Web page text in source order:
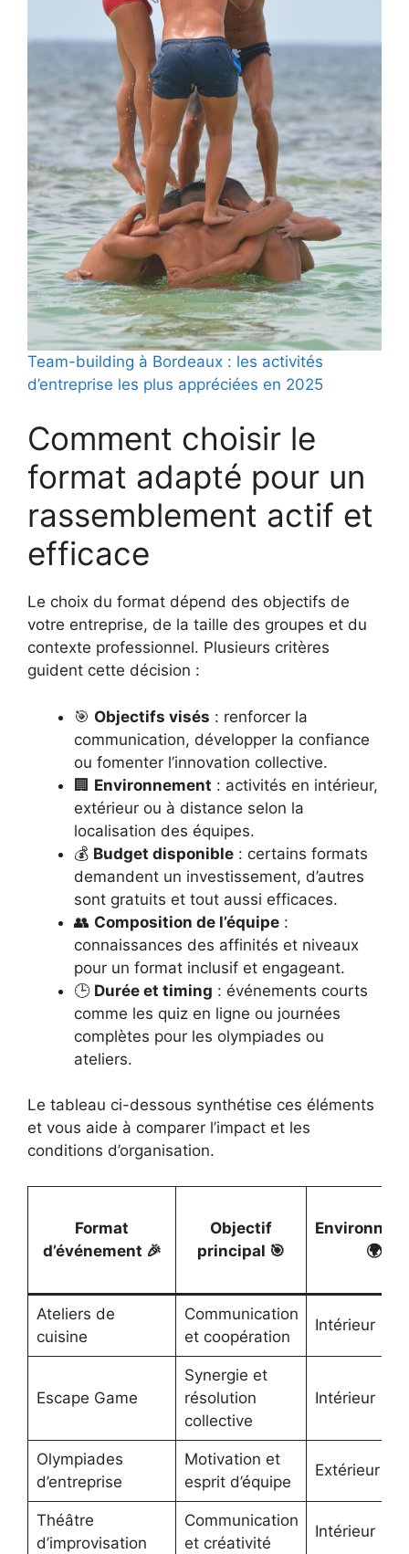
Team-building à Bordeaux : les activités
d’entreprise les plus appréciées en 2025
Comment choisir le
format adapté pour un
rassemblement actif et
efficace
Le choix du format dépend des objectifs de
votre entreprise, de la taille des groupes et du
contexte professionnel. Plusieurs critères
guident cette décision :
🎯 Objectifs visés : renforcer la
communication, développer la confiance
ou fomenter l’innovation collective.
🏢 Environnement : activités en intérieur,
extérieur ou à distance selon la
localisation des équipes.
💰 Budget disponible : certains formats
demandent un investissement, d’autres
sont gratuits et tout aussi efficaces.
👥 Composition de l’équipe :
connaissances des affinités et niveaux
pour un format inclusif et engageant.
🕒 Durée et timing : événements courts
comme les quiz en ligne ou journées
complètes pour les olympiades ou
ateliers.
Le tableau ci-dessous synthétise ces éléments
et vous aide à comparer l’impact et les
conditions d’organisation.
Format
d’événement 🎉
Objectif
principal 🎯
🌍
Ateliers de
cuisine
Communication
et coopération
Intérieur
Escape Game
Synergie et
résolution
collective
Intérieur
Olympiades
d’entreprise
Motivation et
esprit d’équipe
Extérieur
Théâtre
d’improvisation
Communication
et créativité
Intérieur